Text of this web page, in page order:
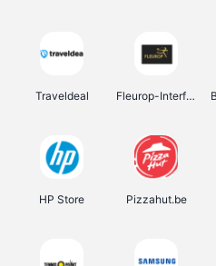
Traveldeal Fleurop-Interflora
HP Store Pizzahut.be